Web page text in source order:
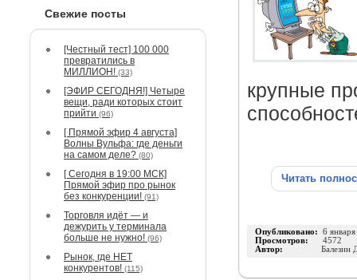
Свежие посты
[Честный тест] 100 000
превратились в
МИЛЛИОН! (33)
[ЭФИР СЕГОДНЯ!] Четыре
вещи, ради которых стоит
прийти (96)
[ Прямой эфир 4 августа]
Волны Вульфа: где деньги
на самом деле? (80)
[ Сегодня в 19:00 МСК]
Прямой эфир про рынок
без конкуренции! (91)
Торговля идёт — и
дежурить у терминала
больше не нужно! (96)
Рынок, где НЕТ
конкурентов! (115)
крупные
Читать
Опубликовано: 6
Просмотров: 4572
Автор: Балезин